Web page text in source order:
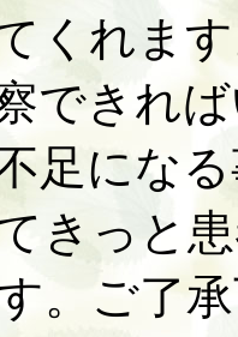
くれま
きれば
足にな
きっと
。ご了